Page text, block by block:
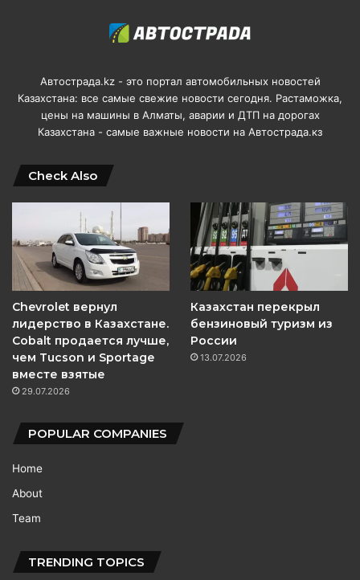
Автострада.kz - это портал автомобильных новостей
Казахстана: все самые свежие новости сегодня. Растаможка,
цены на машины в Алматы, аварии и ДТП на дорогах
Казахстана - самые важные новости на Автострада.кз
Check Also
Chevrolet вернул
лидерство в Казахстане.
Cobalt продается лучше,
чем Tucson и Sportage
вместе взятые
29.07.2026
Казахстан перекрыл
бензиновый туризм из
России
13.07.2026
POPULAR COMPANIES
Home
About
Team
TRENDING TOPICS